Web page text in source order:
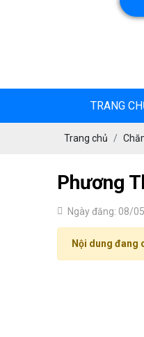
TRANG
Trang chủ
Phương
Ngày đăng: 08/
Nội dung đang